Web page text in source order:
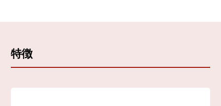
特徴